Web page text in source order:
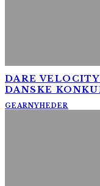
DARE
DANSKE
GEARNYHEDER